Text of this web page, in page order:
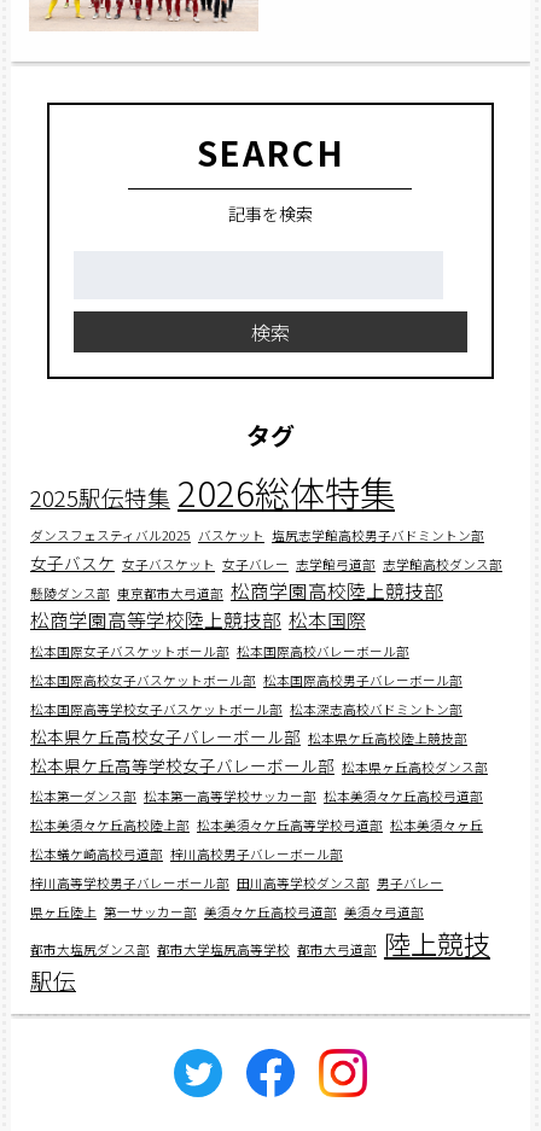
SEARCH
記事を検索
検索
タグ
2025駅伝特集 2026総体特集
ダンスフェスティバル2025 バスケット 塩尻志学館高校男子バドミントン部
女子バスケ 女子バスケット 女子バレー 志学館弓道部 志学館高校ダンス部
懸陵ダンス部 東京都市大弓道部 松商学園高校陸上競技部
松商学園高等学校陸上競技部 松本国際
松本国際女子バスケットボール部 松本国際高校バレーボール部
松本国際高校女子バスケットボール部 松本国際高校男子バレーボール部
松本国際高等学校女子バスケットボール部 松本深志高校バドミントン部
松本県ケ丘高校女子バレーボール部 松本県ケ丘高校陸上競技部
松本県ケ丘高等学校女子バレーボール部 松本県ヶ丘高校ダンス部
松本第一ダンス部 松本第一高等学校サッカー部 松本美須々ケ丘高校弓道部
松本美須々ケ丘高校陸上部 松本美須々ケ丘高等学校弓道部 松本美須々ヶ丘
松本蟻ケ崎高校弓道部 梓川高校男子バレーボール部
梓川高等学校男子バレーボール部 田川高等学校ダンス部 男子バレー
県ヶ丘陸上 第一サッカー部 美須々ケ丘高校弓道部 美須々弓道部
都市大塩尻ダンス部 都市大学塩尻高等学校 都市大弓道部 陸上競技
駅伝